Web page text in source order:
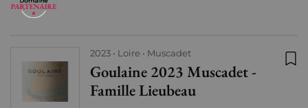
2023 Loire Muscadet
Goulaine 2023 Muscadet -
Famille Lieubeau